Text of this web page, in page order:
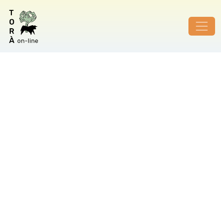
ID de foto no vàlid